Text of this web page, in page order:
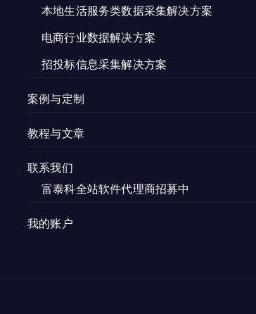
本地生活服务类数据采集解决方案
电商行业数据解决方案
招投标信息采集解决方案
案例与定制
教程与文章
联系我们
富泰科全站软件代理商招募中
我的账户